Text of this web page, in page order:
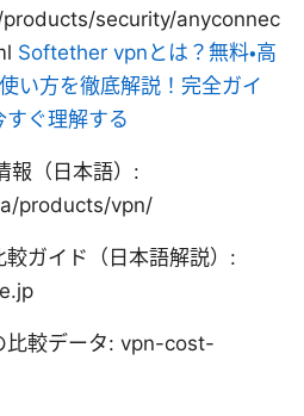
security/anyconnec
Softether vpnとは？無料・高
い方を徹底解説！完全ガイ
すぐ理解する
報（日本語）:
products/vpn/
ガイド（日本語解説）:
比較データ: vpn-cost-